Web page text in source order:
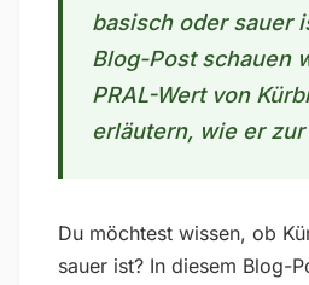
basisch oder sauer
Blog-Post schauen
PRAL-Wert von
erläutern, wie er zur
Du möchtest wissen, ob
sauer ist? In diesem Blog-